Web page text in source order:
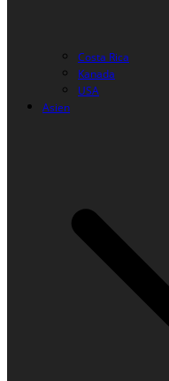
Costa Rica
Kanada
USA
Asien